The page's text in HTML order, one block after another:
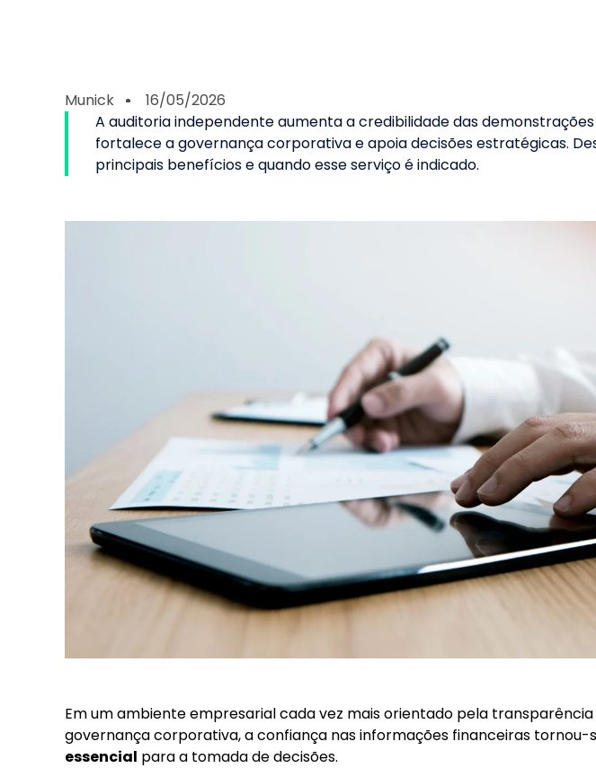
Munick
16/05/2026
A auditoria independente aumenta a credibilidade das
fortalece a governança corporativa e apoia decisões estratégicas.
principais benefícios e quando esse serviço é indicado.
Em um ambiente empresarial cada vez mais orientado pela
governança corporativa, a confiança nas informações financeiras tornou-
essencial para a tomada de decisões.